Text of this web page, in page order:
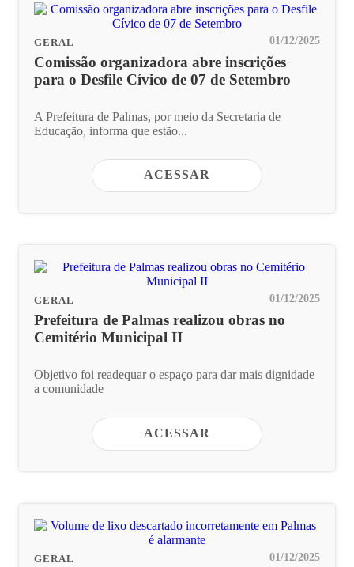
GERAL 01/12/2025
Comissão organizadora abre inscrições
para o Desfile Cívico de 07 de Setembro
A Prefeitura de Palmas, por meio da Secretaria de
Educação, informa que estão...
ACESSAR
GERAL 01/12/2025
Prefeitura de Palmas realizou obras no
Cemitério Municipal II
Objetivo foi readequar o espaço para dar mais dignidade
a comunidade
ACESSAR
GERAL 01/12/2025